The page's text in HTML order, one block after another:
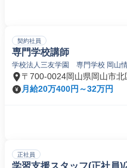
契約社員
専門学校講師
学校法人三友学園 専門学校 岡山
〒700-0024岡山県岡山市北
月給20万400円～32万円
正社員
学習支援スタッフ(正社員